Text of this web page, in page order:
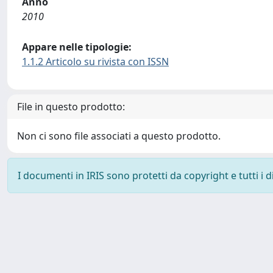
2010
Appare nelle tipologie:
1.1.2 Articolo su rivista con ISSN
File in questo prodotto:
Non ci sono file associati a questo prodotto.
I documenti in IRIS sono protetti da copyright e tutti i